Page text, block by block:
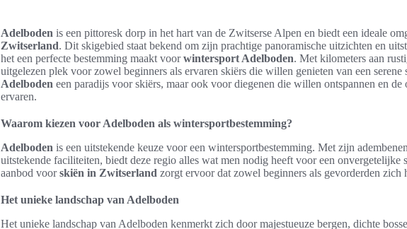
Adelboden is een pittoresk dorp in het hart van de Zwitserse Alpen en biedt een ideale
Zwitserland. Dit skigebied staat bekend om zijn prachtige panoramische uitzichten en
het een perfecte bestemming maakt voorwintersport Adelboden. Met kilometers aan
uitgelezen plek voor zowel beginners als ervaren skiërs die willen genieten van een
Adelboden een paradijs voor skiërs, maar ook voor diegenen die willen ontspannen en de
ervaren.
Waarom kiezen voor Adelboden als wintersportbestemming?
Adelboden is een uitstekende keuze voor een wintersportbestemming. Met zijn
uitstekende faciliteiten, biedt deze regio alles wat men nodig heeft voor een
aanbod voorskiën in Zwitserland zorgt ervoor dat zowel beginners als gevorderden zich
Het unieke landschap van Adelboden
Het unieke landschap van Adelboden kenmerkt zich door majestueuze bergen, dichte